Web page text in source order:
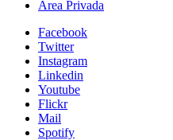
Área Privada
Facebook
Twitter
Instagram
Linkedin
Youtube
Flickr
Mail
Spotify